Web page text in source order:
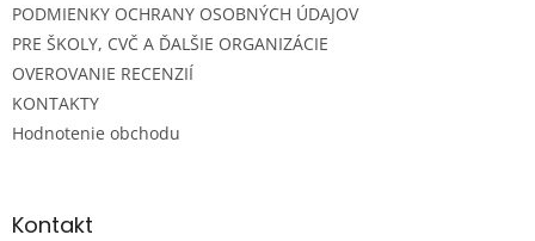
PODMIENKY OCHRANY OSOBNÝCH ÚDAJOV
PRE ŠKOLY, CVČ A ĎALŠIE ORGANIZÁCIE
OVEROVANIE RECENZIÍ
KONTAKTY
Hodnotenie obchodu
Kontakt